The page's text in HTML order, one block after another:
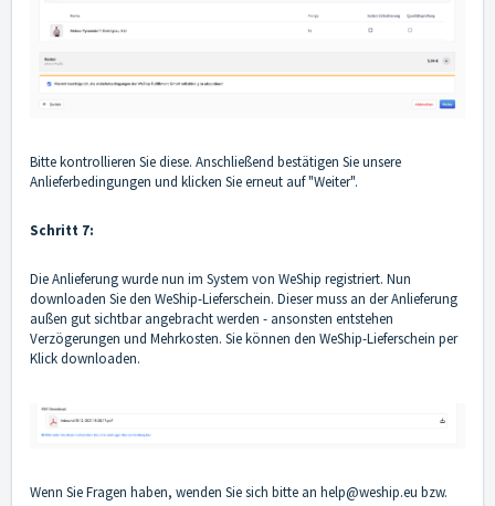
Bitte kontrollieren Sie diese. Anschließend bestätigen Sie unsere
Anlieferbedingungen und klicken Sie erneut auf "Weiter".
Schritt 7:
Die Anlieferung wurde nun im System von WeShip registriert. Nun
downloaden Sie den WeShip-Lieferschein. Dieser muss an der Anlieferung
außen gut sichtbar angebracht werden - ansonsten entstehen
Verzögerungen und Mehrkosten. Sie können den WeShip-Lieferschein per
Klick downloaden.
Wenn Sie Fragen haben, wenden Sie sich bitte an help@weship.eu bzw.